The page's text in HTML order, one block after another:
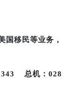
移民等业务，
总机：028